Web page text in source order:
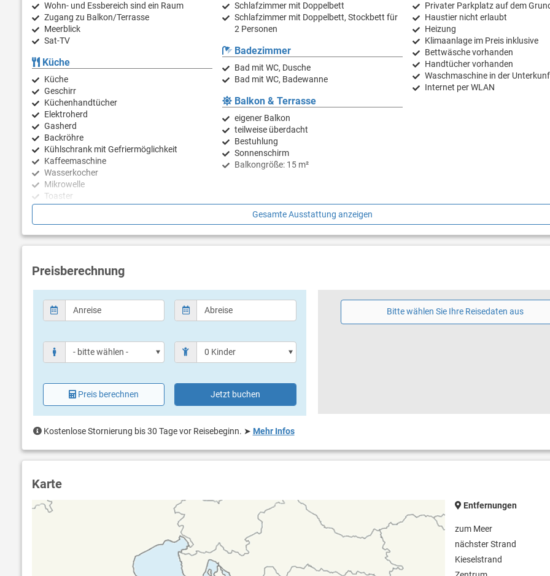
Wohn- und Essbereich sind ein Raum
Zugang zu Balkon/Terrasse
Meerblick
Sat-TV
Küche
Küche
Geschirr
Küchenhandtücher
Elektroherd
Gasherd
Backröhre
Kühlschrank mit Gefriermöglichkeit
Kaffeemaschine
Wasserkocher
Mikrowelle
Toaster
Geschirrspülmaschine
Schlafzimmer mit Doppelbett
Schlafzimmer mit Doppelbett, Stockbett für
2 Personen
Badezimmer
Bad mit WC, Dusche
Bad mit WC, Badewanne
Balkon & Terrasse
eigener Balkon
teilweise überdacht
Bestuhlung
Sonnenschirm
Balkongröße: 15 m²
Privater Parkplatz auf dem
Haustier nicht erlaubt
Heizung
Klimaanlage im Preis inklusive
Bettwäsche vorhanden
Handtücher vorhanden
Waschmaschine in der
Internet per WLAN
Gesamte Ausstattung anzeigen
Preisberechnung
Preis berechnen Jetzt buchen
Kostenlose Stornierung bis 30 Tage vor Reisebeginn. ➤ Mehr Infos
Bitte wählen Sie Ihre Reisedaten aus
Karte
Entfernungen
zum Meer
nächster Strand
Kieselstrand